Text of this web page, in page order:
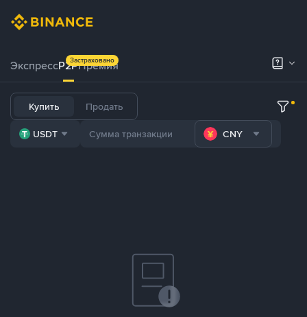
ЭкспрессP2PПремия
Застраховано
Купить Продать
USDT CNY